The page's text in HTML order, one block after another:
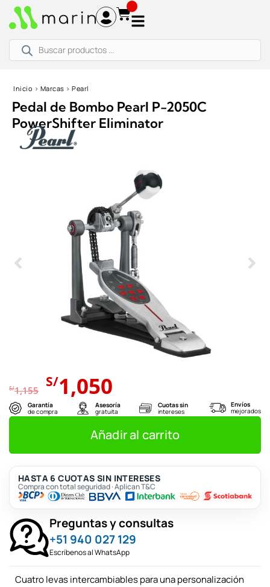
productos
Inicio › Marcas › Pearl
Pedal de Bombo Pearl P-2050C
PowerShifter Eliminator
S/1,155 El
precio
original
era:
S/1,155.
S/1,050precio
actual
es:
S/1,050.
Garantía
de compra
Asesoría
gratuita
Cuotas sin
intereses
Envíos
mejorados
Añadir al carrito
HASTA 6 CUOTAS SIN INTERESES
Compra con total seguridad · Aplican T&C
Preguntas y consultas
+51 940 027 129
Escríbenos al WhatsApp
Cuatro levas intercambiables para una personalización